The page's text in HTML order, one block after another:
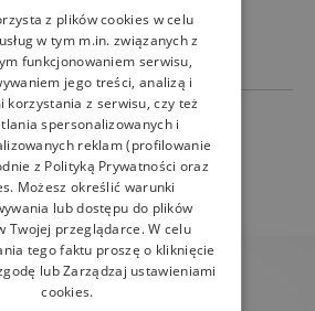
klasyczne
również
z plików cookies w celu
w tym m.in. związanych z
funkcjonowaniem serwisu,
jego treści, analizą i
korzystania z serwisu, czy też
spersonalizowanych i
reklam (profilowanie
z Polityką Prywatności oraz
. Możesz określić warunki
lub dostępu do plików
Twojej przeglądarce. W celu
tego faktu proszę o kliknięcie
lub Zarządzaj ustawieniami
cookies.